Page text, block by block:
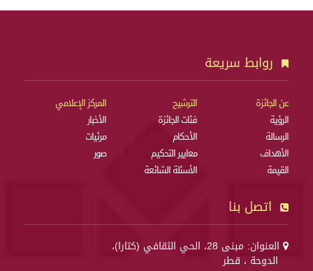
روابط سريعة
عن الجائزة
الرؤية
الرسالة
الأهداف
القيمة
الترشيح
فئات الجائزة
الأحكام
معايير التحكيم
الأسئلة الشائعة
المركز الإعلامي
الأخبار
مرئيات
صور
اتصل بنا
العنوان: مبنى 28، الحي الثقافي (كتارا)،
الدوحة ، قطر